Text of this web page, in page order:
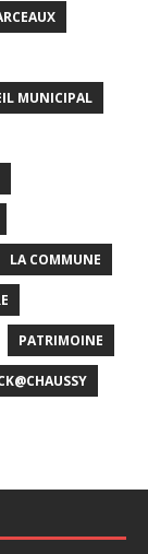
MUNICIPAL
LA COMMUNE
PATRIMOINE